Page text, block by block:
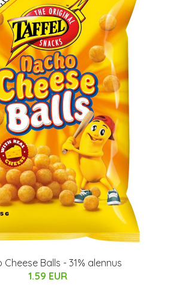
Cheese Balls - 31% alennus
1.59 EUR